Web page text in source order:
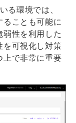
る環境では、
ることも可能に
弱性を利用した
を可視化し対策
上で非常に重要